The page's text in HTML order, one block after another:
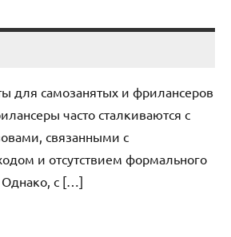
для самозанятых и фрилансеров
часто сталкиваются с
связанными с
и отсутствием формального
Однако, с […]